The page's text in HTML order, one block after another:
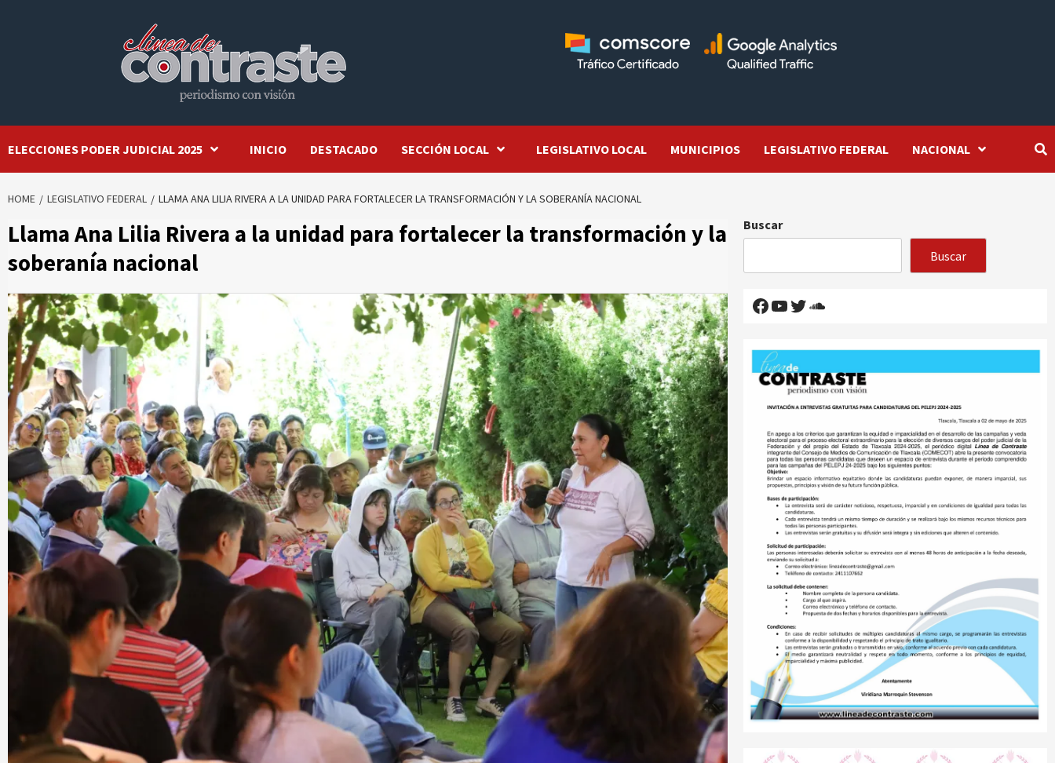
ELECCIONES PODER JUDICIAL 2025 INICIO DESTACADO SECCIÓN LOCAL LEGISLATIVO LOCAL MUNICIPIOS LEGISLATIVO FEDERAL NACIONAL
HOME LEGISLATIVO FEDERAL LLAMA ANA LILIA RIVERA A LA UNIDAD PARA FORTALECER LA TRANSFORMACIÓN Y LA SOBERANÍA NACIONAL
Llama Ana Lilia Rivera a la unidad para fortalecer la transformación y la
soberanía nacional
Buscar
Buscar
Facebook
YouTube
Twitter
SoundCloud